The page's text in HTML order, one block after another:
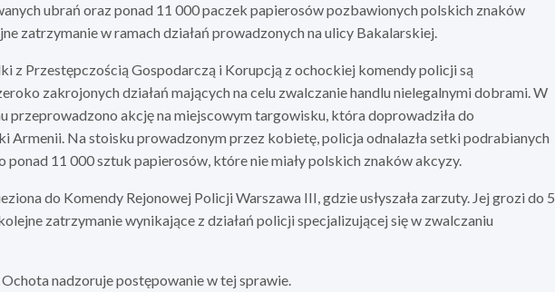
ubrań oraz ponad 11 000 paczek papierosów pozbawionych polskich znaków
zatrzymanie w ramach działań prowadzonych na ulicy Bakalarskiej.
z Przestępczością Gospodarczą i Korupcją z ochockiej komendy policji są
zakrojonych działań mających na celu zwalczanie handlu nielegalnymi dobrami. W
przeprowadzono akcję na miejscowym targowisku, która doprowadziła do
Armenii. Na stoisku prowadzonym przez kobietę, policja odnalazła setki podrabianych
11 000 sztuk papierosów, które nie miały polskich znaków akcyzy.
do Komendy Rejonowej Policji Warszawa III, gdzie usłyszała zarzuty. Jej grozi do 5
zatrzymanie wynikające z działań policji specjalizującej się w zwalczaniu
nadzoruje postępowanie w tej sprawie.